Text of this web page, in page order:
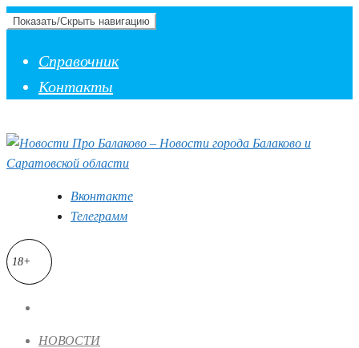
Показать/Скрыть навигацию
Справочник
Контакты
Вконтакте
Телеграмм
18+
НОВОСТИ